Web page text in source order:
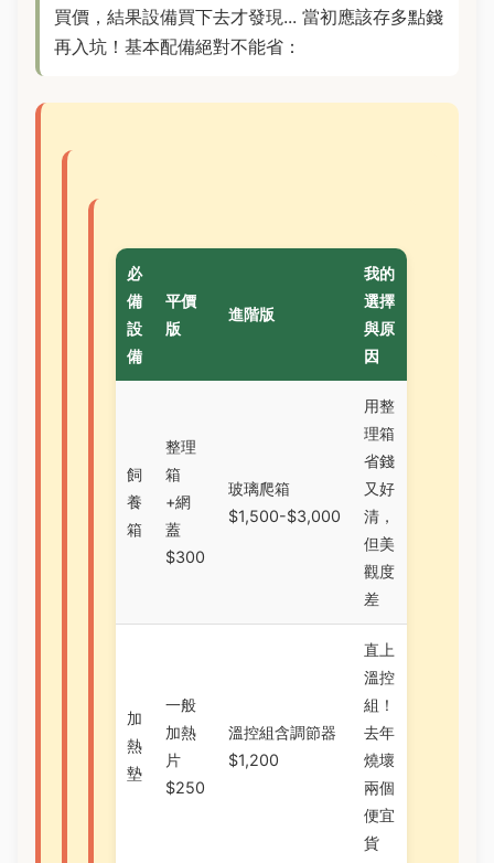
買價，結果設備買下去才發現... 當初應該存多點錢
再入坑！基本配備絕對不能省：
必
備
設
備
平價
版
進階版
我的
選擇
與原
因
飼
養
箱
整理
箱
+網
蓋
$300
玻璃爬箱
$1,500-$3,000
用整
理箱
省錢
又好
清，
但美
觀度
差
加
熱
墊
一般
加熱
片
$250
溫控組含調節器
$1,200
直上
溫控
組！
去年
燒壞
兩個
便宜
貨